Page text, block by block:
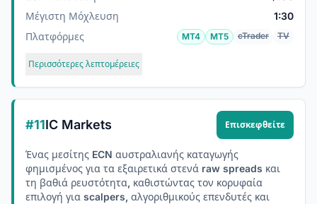
Μέγιστη Μόχλευση
1:30
Πλατφόρμες
MT4 MT5 cTrader TV
Περισσότερες λεπτομέρειες
#11IC Markets Επισκεφθείτε
Ένας μεσίτης ECN αυστραλιανής καταγωγής
φημισμένος για τα εξαιρετικά στενά raw spreads και
τη βαθιά ρευστότητα, καθιστώντας τον κορυφαία
επιλογή για scalpers, αλγοριθμικούς επενδυτές και